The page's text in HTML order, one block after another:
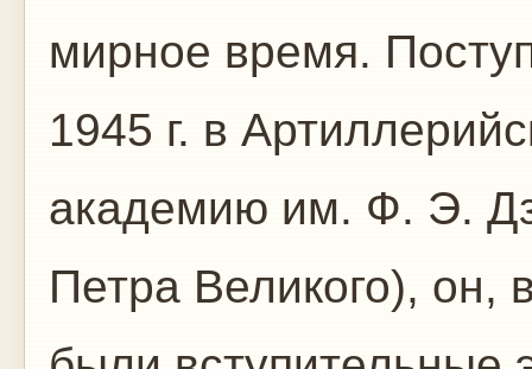
мирное время.
1945 г. в
академию им. Ф. Э.
Петра Великого), он,